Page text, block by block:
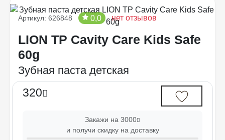
Артикул: 626848 0,0 нет отзывов
LION TP Cavity Care Kids Safe
60g
Зубная паста детская
320
Закажи на 3000
и получи скидку на доставку